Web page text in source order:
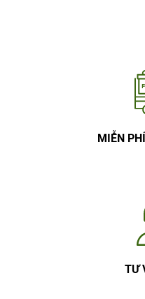
MIỄN
TƯ